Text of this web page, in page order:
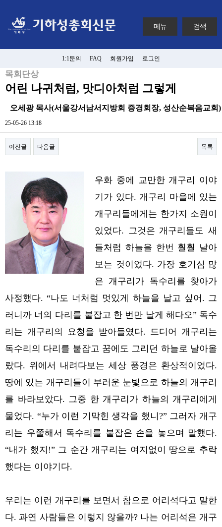
메뉴 검색
1:1문의 FAQ 회원가입 로그인
목회단상
어린 나귀처럼, 맛디아처럼 그렇게
오세광 목사(서울강서남서지방회 증경회장, 성산순복음교회)
25-05-26 13:18
이전글 다음글 목록
본문
우화 중에 교만한 개구리 이야
기가 있다. 개구리 마을에 있는
개구리들에게는 한가지 소원이
있었다. 그것은 개구리들도 새
들처럼 하늘을 한번 훨훨 날아
보는 것이었다. 가장 호기심 많
은 개구리가 독수리를 찾아가
사정했다.“나도 너처럼 멋있게 하늘을 날고 싶어. 그
러니까 너의 다리를 붙잡고 한 번만 날게 해다오” 독수
리는 개구리의 요청을 받아들였다. 드디어 개구리는
독수리의 다리를 붙잡고 꿈에도 그리던 하늘로 날아올
랐다. 위에서 내려다보는 세상 풍경은 환상적이었다.
땅에 있는 개구리들이 부러운 눈빛으로 하늘의 개구리
를 바라보았다. 그중 한 개구리가 하늘의 개구리에게
물었다. “누가 이런 기막힌 생각을 했니?” 그러자 개구
리는 우쭐해서 독수리를 붙잡은 손을 놓으며 말했다.
“내가 했지!” 그 순간 개구리는 여지없이 땅으로 추락
했다는 이야기다.
우리는 이런 개구리를 보면서 참으로 어리석다고 말한
다. 과연 사람들은 이렇지 않을까? 나는 어리석은 개구